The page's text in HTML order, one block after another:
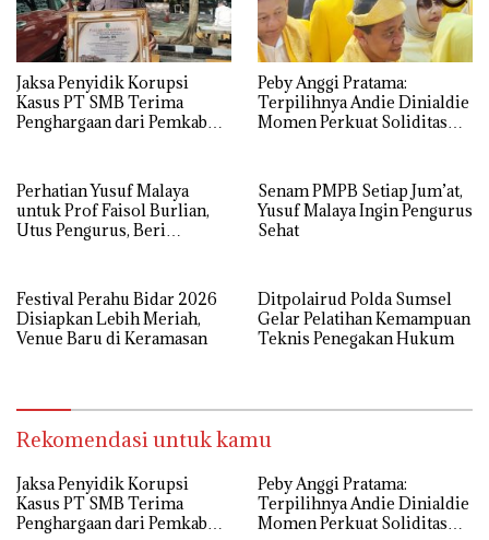
Jaksa Penyidik Korupsi
Kasus PT SMB Terima
Penghargaan dari Pemkab
Peby Anggi Pratama:
Terpilihnya Andie Dinialdie
Momen Perkuat Soliditas
Perhatian Yusuf Malaya
untuk Prof Faisol Burlian,
Utus Pengurus, Beri
Senam PMPB Setiap Jum’at,
Yusuf Malaya Ingin Pengurus
Sehat
Festival Perahu Bidar 2026
Disiapkan Lebih Meriah,
Venue Baru di Keramasan
Ditpolairud Polda Sumsel
Gelar Pelatihan Kemampuan
Teknis Penegakan Hukum
Rekomendasi untuk kamu
Jaksa Penyidik Korupsi
Kasus PT SMB Terima
Penghargaan dari Pemkab
Peby Anggi Pratama:
Terpilihnya Andie Dinialdie
Momen Perkuat Soliditas